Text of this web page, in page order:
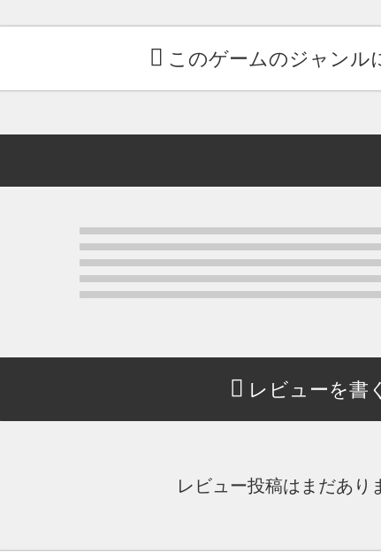
このゲームのジャンル
レビューを書く
レビュー投稿はまだあり